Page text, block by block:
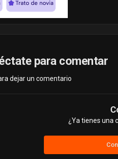
para comentar
dejar un comentario
¿Ya tienes una